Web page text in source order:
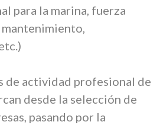
para la marina, fuerza
de actividad profesional de
desde la selección de
pasando por la